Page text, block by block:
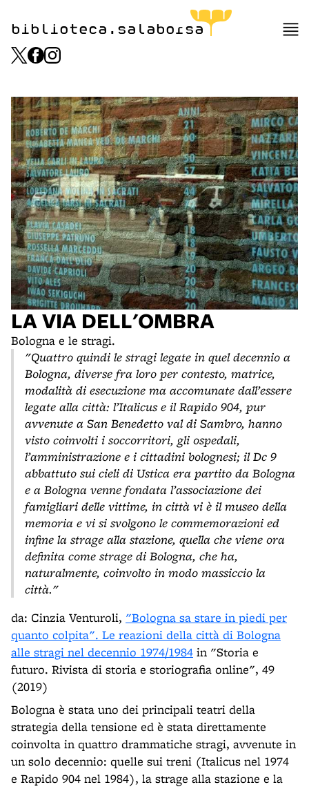
biblioteca.salaborsa
LA VIA DELL'OMBRA
Bologna e le stragi.
"Quattro quindi le stragi legate in quel decennio a
Bologna, diverse fra loro per contesto, matrice,
modalità di esecuzione ma accomunate dall’essere
legate alla città: l’Italicus e il Rapido 904, pur
avvenute a San Benedetto val di Sambro, hanno
visto coinvolti i soccorritori, gli ospedali,
l’amministrazione e i cittadini bolognesi; il Dc 9
abbattuto sui cieli di Ustica era partito da Bologna
e a Bologna venne fondata l’associazione dei
famigliari delle vittime, in città vi è il museo della
memoria e vi si svolgono le commemorazioni ed
infine la strage alla stazione, quella che viene ora
definita come strage di Bologna, che ha,
naturalmente, coinvolto in modo massiccio la
città."
da: Cinzia Venturoli, "Bologna sa stare in piedi per
quanto colpita". Le reazioni della città di Bologna
alle stragi nel decennio 1974/1984 in "Storia e
futuro. Rivista di storia e storiografia online", 49
(2019)
Bologna è stata uno dei principali teatri della
strategia della tensione ed è stata direttamente
coinvolta in quattro drammatiche stragi, avvenute in
un solo decennio: quelle sui treni (Italicus nel 1974
e Rapido 904 nel 1984), la strage alla stazione e la